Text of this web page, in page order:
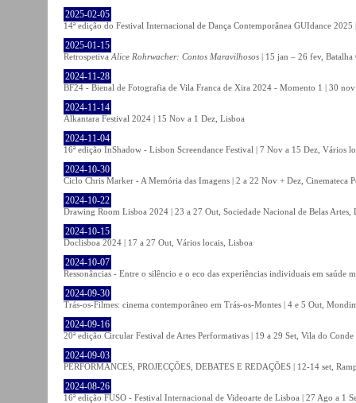
2025-02-05
14ª edição do Festival Internacional de Dança Contemporânea GUIdance 2025
2025-01-15
Retrospetiva Alice Rohrwacher: Contos Maravilhosos | 15 jan – 26 fev, Batalha
2024-11-28
BF24 - Bienal de Fotografia de Vila Franca de Xira 2024 - Momento 1 | 30
2024-11-14
Alkantara Festival 2024 | 15 Nov a 1 Dez, Lisboa
2024-11-04
16ª edição InShadow - Lisbon Screendance Festival | 7 Nov a 15 Dez, Vários
2024-10-30
Ciclo Chris Marker - A Memória das Imagens | 2 a 22 Nov + Dez, Cinemateca
2024-10-22
Drawing Room Lisboa 2024 | 23 a 27 Out, Sociedade Nacional de Belas Artes,
2024-10-15
Doclisboa 2024 | 17 a 27 Out, Vários locais, Lisboa
2024-10-07
Ressonâncias - Entre o silêncio e o eco das experiências individuais em
2024-09-30
Trás-os-Filmes: cinema contemporâneo em Trás-os-Montes | 4 e 5 Out,
2024-09-16
20ª edição Circular Festival de Artes Performativas | 19 a 29 Set, Vila do Conde
2024-09-03
PERFORMANCES, PROJECÇÕES, DEBATES E REDAÇÕES | 12-14 set,
2024-08-26
16ª edição FUSO - Festival Internacional de Videoarte de Lisboa | 27 Ago a 1